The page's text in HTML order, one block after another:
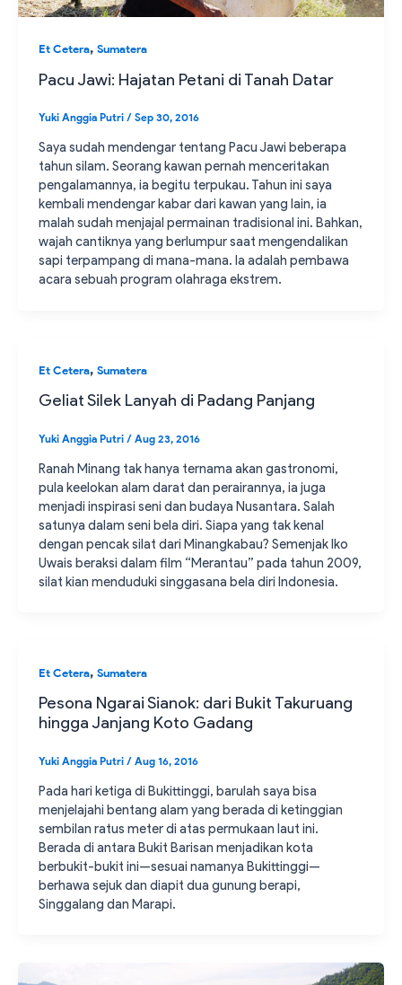
Et Cetera,Sumatera
Pacu Jawi: Hajatan Petani di Tanah Datar
Yuki Anggia Putri/Sep 30, 2016
Saya sudah mendengar tentang Pacu Jawi beberapa
tahun silam. Seorang kawan pernah menceritakan
pengalamannya, ia begitu terpukau. Tahun ini saya
kembali mendengar kabar dari kawan yang lain, ia
malah sudah menjajal permainan tradisional ini. Bahkan,
wajah cantiknya yang berlumpur saat mengendalikan
sapi terpampang di mana-mana. Ia adalah pembawa
acara sebuah program olahraga ekstrem.
Et Cetera,Sumatera
Geliat Silek Lanyah di Padang Panjang
Yuki Anggia Putri/Aug 23, 2016
Ranah Minang tak hanya ternama akan gastronomi,
pula keelokan alam darat dan perairannya, ia juga
menjadi inspirasi seni dan budaya Nusantara. Salah
satunya dalam seni bela diri. Siapa yang tak kenal
dengan pencak silat dari Minangkabau? Semenjak Iko
Uwais beraksi dalam film “Merantau” pada tahun 2009,
silat kian menduduki singgasana bela diri Indonesia.
Et Cetera,Sumatera
Pesona Ngarai Sianok: dari Bukit Takuruang
hingga Janjang Koto Gadang
Yuki Anggia Putri/Aug 16, 2016
Pada hari ketiga di Bukittinggi, barulah saya bisa
menjelajahi bentang alam yang berada di ketinggian
sembilan ratus meter di atas permukaan laut ini.
Berada di antara Bukit Barisan menjadikan kota
berbukit-bukit ini—sesuai namanya Bukittinggi—
berhawa sejuk dan diapit dua gunung berapi,
Singgalang dan Marapi.